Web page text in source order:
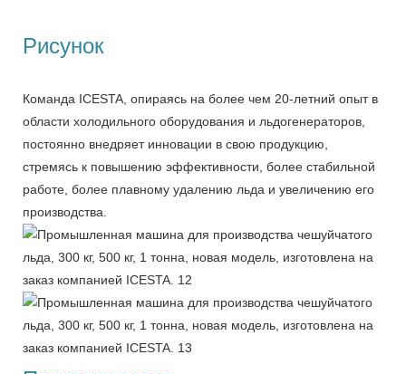
Рисунок
Команда ICESTA, опираясь на более чем 20-летний опыт в
области холодильного оборудования и льдогенераторов,
постоянно внедряет инновации в свою продукцию,
стремясь к повышению эффективности, более стабильной
работе, более плавному удалению льда и увеличению его
производства.